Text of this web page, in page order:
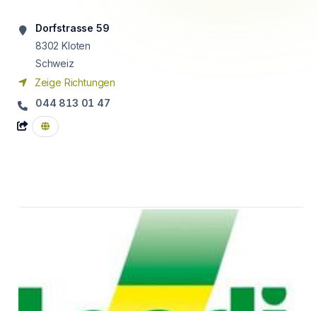
Dorfstrasse 59
8302 Kloten
Schweiz
Zeige Richtungen
044 813 01 47